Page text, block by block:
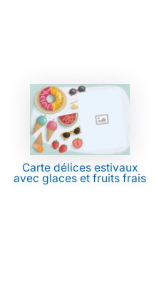
Carte délices estivaux
avec glaces et fruits frais